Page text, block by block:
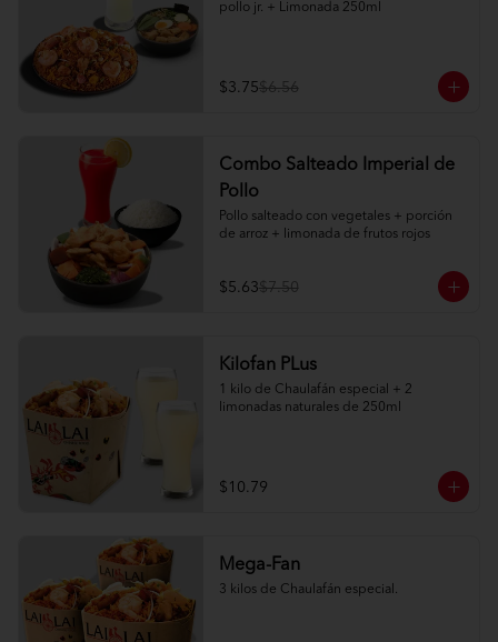
pollo jr. + Limonada 250ml
$3.75$6.56
Combo Salteado Imperial de
Pollo
Pollo salteado con vegetales + porción
de arroz + limonada de frutos rojos
$5.63$7.50
Kilofan PLus
1 kilo de Chaulafán especial + 2
limonadas naturales de 250ml
$10.79
Mega-Fan
3 kilos de Chaulafán especial.